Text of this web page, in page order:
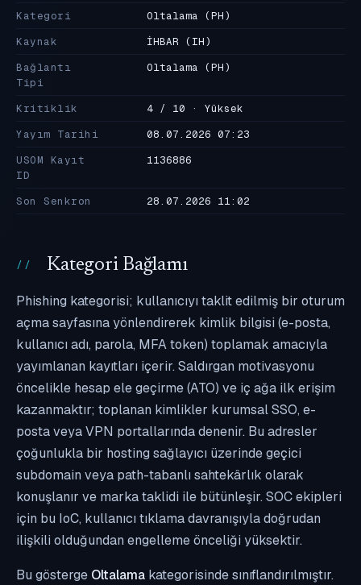
Kategori
Oltalama (PH)
Kaynak
İHBAR (IH)
Bağlantı
Tipi
Oltalama (PH)
Kritiklik
4 / 10 · Yüksek
Yayım Tarihi
08.07.2026 07:23
USOM Kayıt
ID
1136886
Son Senkron 28.07.2026 11:02
Kategori Bağlamı
Phishing kategorisi; kullanıcıyı taklit edilmiş bir oturum
açma sayfasına yönlendirerek kimlik bilgisi (e-posta,
kullanıcı adı, parola, MFA token) toplamak amacıyla
yayımlanan kayıtları içerir. Saldırgan motivasyonu
öncelikle hesap ele geçirme (ATO) ve iç ağa ilk erişim
kazanmaktır; toplanan kimlikler kurumsal SSO, e-
posta veya VPN portallarında denenir. Bu adresler
çoğunlukla bir hosting sağlayıcı üzerinde geçici
subdomain veya path-tabanlı sahtekârlık olarak
konuşlanır ve marka taklidi ile bütünleşir. SOC ekipleri
için bu IoC, kullanıcı tıklama davranışıyla doğrudan
ilişkili olduğundan engelleme önceliği yüksektir.
Bu gösterge Oltalama kategorisinde sınıflandırılmıştır.